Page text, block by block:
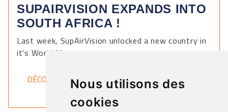
Nous utilisons des
cookies
SUPAIRVISION EXPANDS INTO
SOUTH AFRICA !
Last week, SupAirVision unlocked a new country in
it's World Map.
DÉCOUVRIR